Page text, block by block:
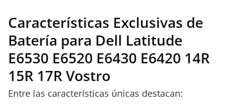
Características Exclusivas de
Batería para Dell Latitude
E6530 E6520 E6430 E6420 14R
15R 17R Vostro
Entre las características únicas destacan: